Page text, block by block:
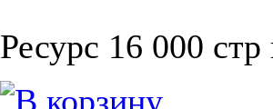
Ресурс 16 000